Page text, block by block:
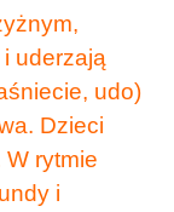
uderzają
udo)
Dzieci
rytmie
i